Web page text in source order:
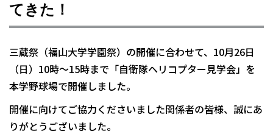
てきた！
三蔵祭（福山大学学園祭）の開催に合わせて、10月26日
（日）10時～15時まで「自衛隊ヘリコプター見学会」を
本学野球場で開催しました。
開催に向けてご協力くださいました関係者の皆様、誠にあ
りがとうございました。